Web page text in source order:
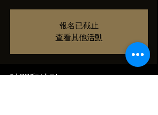
報名已截止
查看其他活動
時間和地點